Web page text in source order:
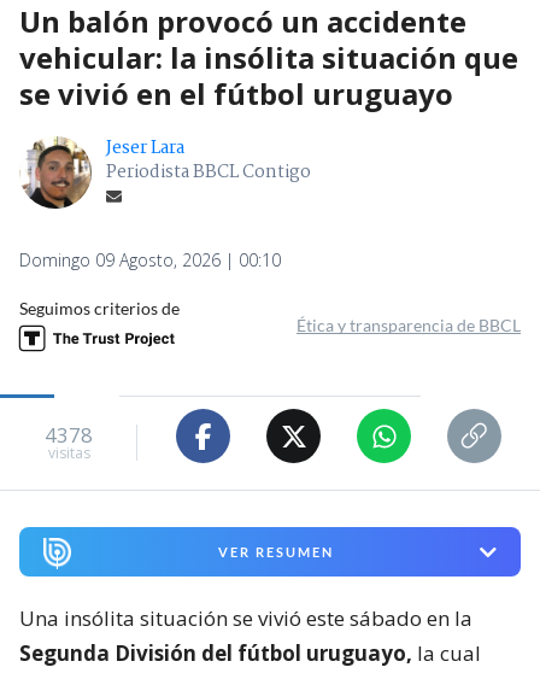
Un balón provocó un accidente
vehicular: la insólita situación que
se vivió en el fútbol uruguayo
Jeser Lara
Periodista BBCL Contigo
Domingo 09 Agosto, 2026 | 00:10
Seguimos criterios de
Ética y transparencia de BBCL
4378
visitas
VER RESUMEN
Una insólita situación se vivió este sábado en la
Segunda División del fútbol uruguayo, la cual